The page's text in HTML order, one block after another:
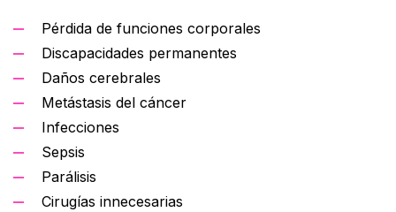
Pérdida de funciones corporales
Discapacidades permanentes
Daños cerebrales
Metástasis del cáncer
Infecciones
Sepsis
Parálisis
Cirugías innecesarias